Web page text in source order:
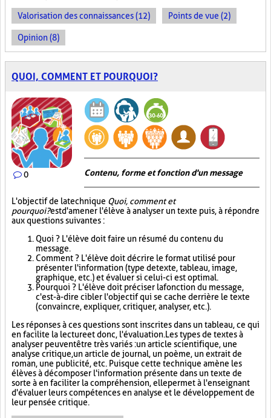
Valorisation des connaissances (12) Points de vue (2)
Opinion (8)
QUOI, COMMENT ET POURQUOI?
0 Contenu, forme et fonction d'un message
L'objectif de la technique Quoi, comment et
pourquoi?est d'amener l'élève à analyser un texte puis, à répondre
aux questions suivantes :
Quoi ? L'élève doit faire un résumé du contenu du
message.
Comment ? L'élève doit décrire le format utilisé pour
présenter l'information (type de texte, tableau, image,
graphique, etc.) et évaluer si celui-ci est optimal.
Pourquoi ? L'élève doit préciser la fonction du message,
c'est-à-dire cibler l'objectif qui se cache derrière le texte
(convaincre, expliquer, critiquer, analyser, etc.).
Les réponses à ces questions sont inscrites dans un tableau, ce qui
en facilite la lecture et donc, l'évaluation. Les types de textes à
analyser peuvent être très variés : un article scientifique, une
analyse critique, un article de journal, un poème, un extrait de
roman, une publicité, etc. Puisque cette technique amène les
élèves à décomposer l'information présente dans un texte de
sorte à en faciliter la compréhension, elle permet à l'enseignant
d'évaluer leurs compétences en analyse et le développement de
leur pensée critique.